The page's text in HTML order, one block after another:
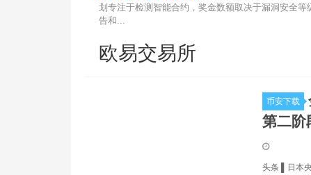
划专注于检测智能合约，奖金数额取决于漏洞安全
告和...
欧易交易所
币安下载
第二阶
头条 ▌日本